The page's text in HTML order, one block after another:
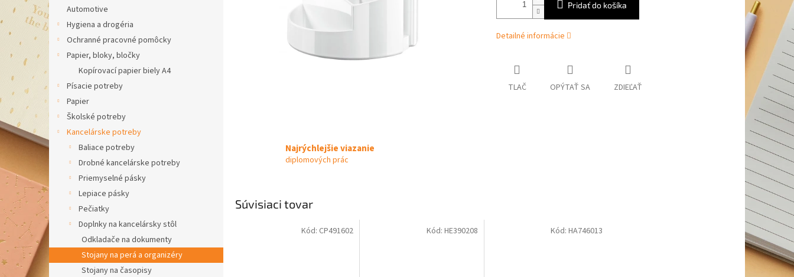
Automotive
Hygiena a drogéria
Ochranné pracovné pomôcky
Papier, bloky, bločky
Kopírovací papier biely A4
Písacie potreby
Papier
Školské potreby
Kancelárske potreby
Baliace potreby
Drobné kancelárske potreby
Priemyselné pásky
Lepiace pásky
Pečiatky
Doplnky na kancelársky stôl
Odkladače na dokumenty
Stojany na perá a organizéry
Stojany na časopisy
Pridať do košíka
Detailné informácie
TLAČ OPÝTAŤ SA ZDIEĽAŤ
Najrýchlejšie viazanie
diplomových prác
Súvisiaci tovar
Kód: CP491602 Kód: HE390208 Kód:HA746013